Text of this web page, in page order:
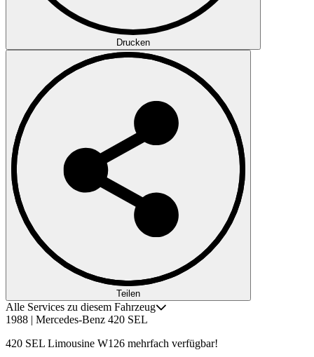
Drucken
Teilen
Alle Services zu diesem Fahrzeug
1988 | Mercedes-Benz 420 SEL
420 SEL Limousine W126 mehrfach verfügbar!